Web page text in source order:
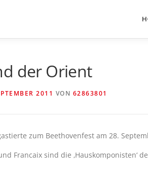
der Orient
2011 VON 62863801
zum Beethovenfest am 28.
Francaix sind die